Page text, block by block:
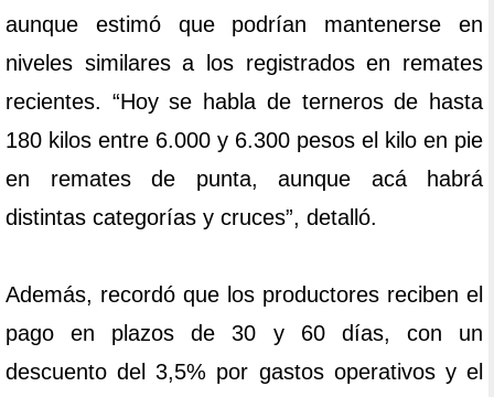
aunque estimó que podrían mantenerse en
niveles similares a los registrados en remates
recientes. “Hoy se habla de terneros de hasta
180 kilos entre 6.000 y 6.300 pesos el kilo en pie
en remates de punta, aunque acá habrá
distintas categorías y cruces”, detalló.
Además, recordó que los productores reciben el
pago en plazos de 30 y 60 días, con un
descuento del 3,5% por gastos operativos y el